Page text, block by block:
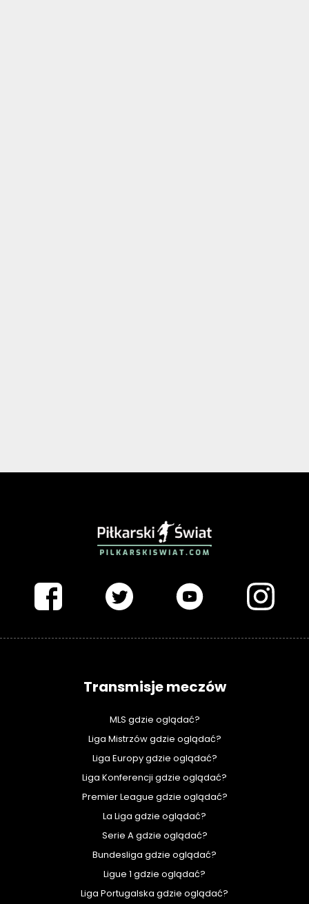
Transmisje meczów
MLS gdzie oglądać?
Liga Mistrzów gdzie oglądać?
Liga Europy gdzie oglądać?
Liga Konferencji gdzie oglądać?
Premier League gdzie oglądać?
La Liga gdzie oglądać?
Serie A gdzie oglądać?
Bundesliga gdzie oglądać?
Ligue 1 gdzie oglądać?
Liga Portugalska gdzie oglądać?